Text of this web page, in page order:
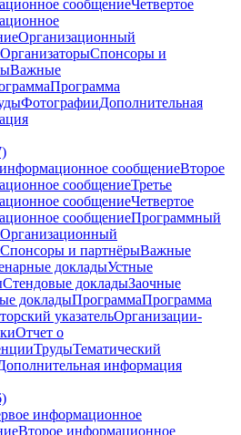
сообщениеЧетвертое
Организационный
ОрганизаторыСпонсоры и
Важные
Программа
ФотографииДополнительная
сообщениеВторое
сообщениеТретье
сообщениеЧетвертое
сообщениеПрограммный
Организационный
Спонсоры и партнёрыВажные
докладыУстные
Стендовые докладыЗаочные
докладыПрограммаПрограмма
указательОрганизации-
Отчет о
ТрудыТематический
информация
информационное
Второе информационное